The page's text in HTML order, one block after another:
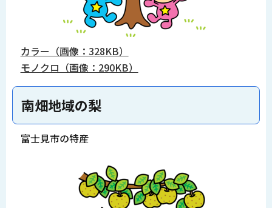
カラー（画像：328KB）
モノクロ（画像：290KB）
南畑地域の梨
富士見市の特産